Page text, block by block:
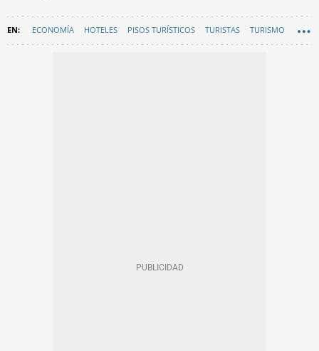
ECONOMÍA HOTELES PISOS TURÍSTICOS TURISTAS TURISMO